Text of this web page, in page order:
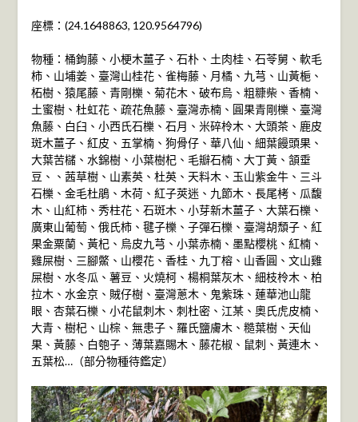
座標：(24.1648863, 120.9564796)
物種：桶鉤藤、小梗木薑子、石朴、土肉桂、石苓舅、軟毛
柿、山埔姜、臺灣山桂花、雀梅藤、月橘、九芎、山黃梔、
柘樹、猿尾藤、青剛櫟、菊花木、破布烏、粗糠柴、香楠、
土蜜樹、杜虹花、疏花魚藤、臺灣赤楠、圓果青剛櫟、臺灣
魚藤、白臼、小西氏石櫟、石月、米碎柃木、大頭茶、鹿皮
斑木薑子、紅皮、五掌楠、狗骨仔、華八仙、細葉饅頭果、
大葉苦櫧、水錦樹、小葉樹杞、毛瓣石楠、大丁黃、頷垂
豆、、茜草樹、山素英、杜英、天料木、玉山紫金牛、三斗
石櫟、金毛杜鵑、木荷、紅子莢迷、九節木、長尾栲、瓜馥
木、山紅柿、秀柱花、石斑木、小芽新木薑子、大葉石櫟、
廣東山葡萄、俄氏柿、毽子櫟、子彈石櫟、臺灣胡頹子、紅
果金粟蘭、黃杞、烏皮九芎、小葉赤楠、墨點櫻桃、紅楠、
雞屎樹、三腳鱉、山櫻花、香桂、九丁榕、山香圓、文山雞
屎樹、水冬瓜、薯豆、火燒柯、楊桐葉灰木、細枝柃木、柏
拉木、水金京、賊仔樹、臺灣蔥木、鬼紫珠、蓮華池山龍
眼、杏葉石櫟、小花鼠刺木、刺杜密、江某、奧氏虎皮楠、
大青、樹杞、山棕、無患子、羅氏鹽膚木、糙葉樹、天仙
果、黃藤、白匏子、薄葉嘉賜木、藤花椒、鼠刺、黃連木、
五葉松…（部分物種待鑑定）